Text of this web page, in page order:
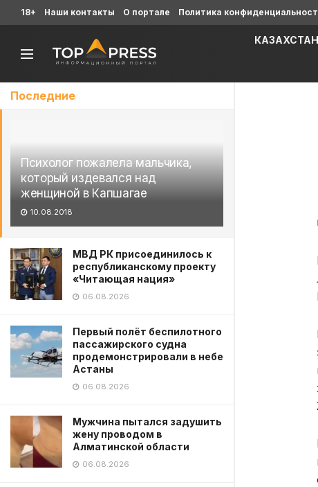
Последние
Психолог пожалела мальчика,
который издевался над
женщиной в Капшагае
10.08.2018
МВД РК присоединилось к
республиканскому проекту
«Читающая нация»
06.08.2026
Первый полёт беспилотного
пассажирского судна
продемонстрировали в небе
Астаны
06.08.2026
Мужчина пытался задушить
жену проводом в
Алматинской области
06.08.2026
18+ Наши контакты О портале Политика
КАЗАХСТАН